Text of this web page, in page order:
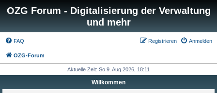
OZG Forum - Digitalisierung der Verwaltung
und mehr
FAQ Anmelden
Registrieren
OZG-Forum
Aktuelle Zeit: So 9. Aug 2026, 18:11
Willkommen